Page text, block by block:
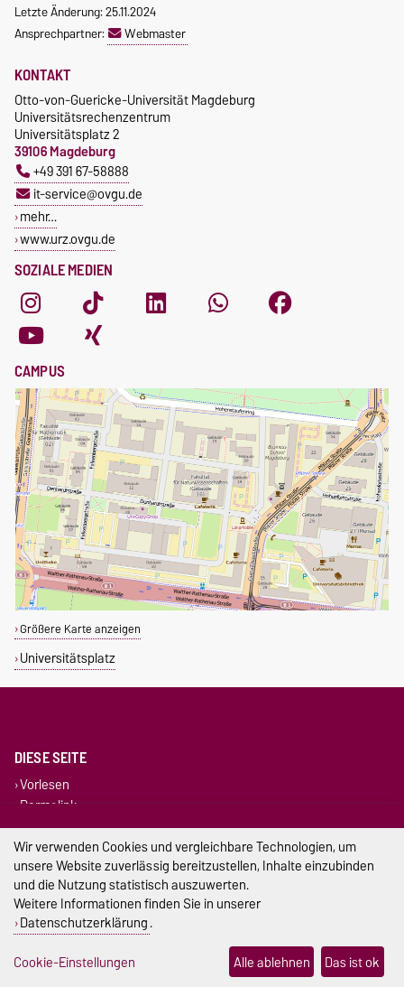
Letzte Änderung: 25.11.2024
Ansprechpartner:
Webmaster
SOZIALE MEDIEN
KONTAKT
Otto-von-Guericke-Universität Magdeburg
Universitätsrechenzentrum
Universitätsplatz 2
39106 Magdeburg
+49 391 67-58888
it-service@ovgu.de
mehr…
www.urz.ovgu.de
CAMPUS
Größere Karte anzeigen
Universitätsplatz
DIESE SEITE
Vorlesen
Permalink
Impressum
Datenschutz
Cookie-Einstellungen
Wir verwenden Cookies und vergleichbare Technologien, um
unsere Website zuverlässig bereitzustellen, Inhalte einzubinden
und die Nutzung statistisch auszuwerten.
Weitere Informationen finden Sie in unserer
Datenschutzerklärung.
Cookie-Einstellungen
Alle ablehnen Das ist ok